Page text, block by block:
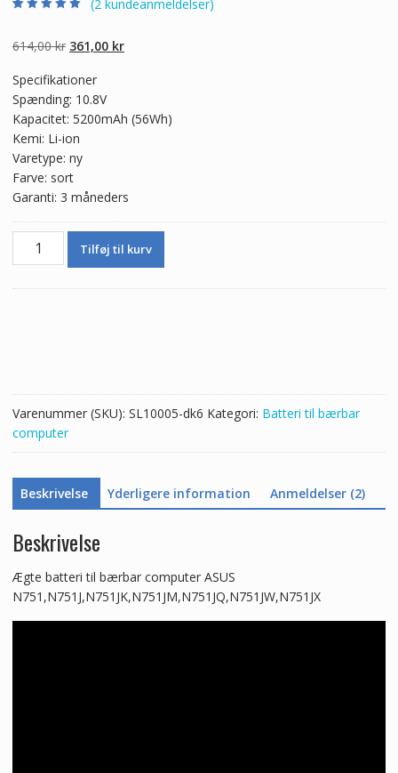
baseret på
kundebedømmel
(2 kundeanmeldelser)
614,00kr Den
pris
var:
614,00 kr.
361,00 krDen
361,00 kr.
Specifikationer
Spænding: 10.8V
Kapacitet: 5200mAh (56Wh)
Kemi: Li-ion
Varetype: ny
Farve: sort
Garanti: 3 måneders
Ægte
Tilføj til kurv
Varenummer (SKU): SL10005-dk6 Kategori: Batteri til bærbar
computer
Beskrivelse Yderligere information Anmeldelser (2)
Beskrivelse
Ægte batteri til bærbar computer ASUS
N751,N751J,N751JK,N751JM,N751JQ,N751JW,N751JX